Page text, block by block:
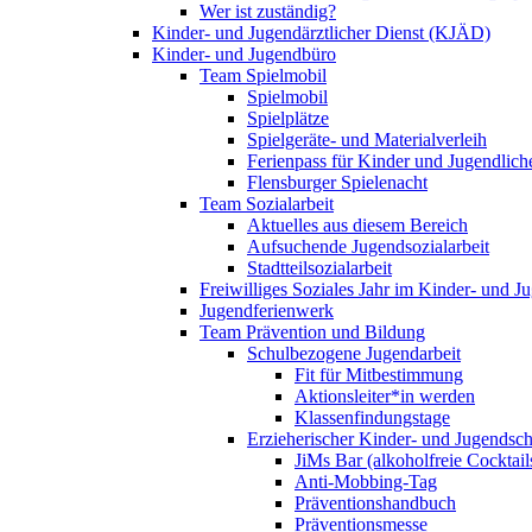
Wer ist zuständig?
Kinder- und Jugendärztlicher Dienst (KJÄD)
Kinder- und Jugendbüro
Team Spielmobil
Spielmobil
Spielplätze
Spielgeräte- und Materialverleih
Ferienpass für Kinder und
Flensburger Spielenacht
Team Sozialarbeit
Aktuelles aus diesem Bereich
Aufsuchende Jugendsozialarbeit
Stadtteilsozialarbeit
Freiwilliges Soziales Jahr im Kinder- und
Jugendferienwerk
Team Prävention und Bildung
Schulbezogene Jugendarbeit
Fit für Mitbestimmung
Aktionsleiter*in werden
Klassenfindungstage
Erzieherischer Kinder- und
JiMs Bar (alkoholfreie
Anti-Mobbing-Tag
Präventionshandbuch
Präventionsmesse